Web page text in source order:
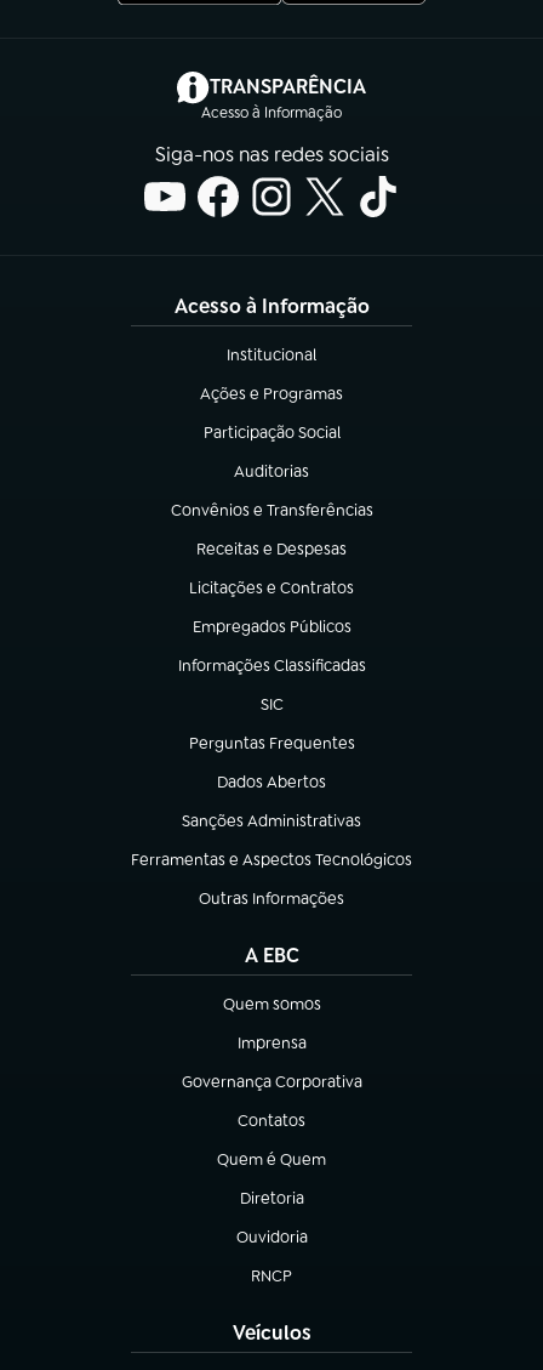
TRANSPARÊNCIA
Acesso à Informação
(abre em nova aba)
Siga-nos nas redes sociais
Acesso à Informação
Institucional
(abre em nova aba)
Ações e Programas
(abre em nova aba)
Participação Social
(abre em nova aba)
Auditorias
(abre em nova aba)
Convênios e Transferências
(abre em nova aba)
Receitas e Despesas
(abre em nova aba)
Licitações e Contratos
(abre em nova aba)
Empregados Públicos
(abre em nova aba)
Informações Classificadas
(abre em nova aba)
SIC
(abre em nova aba)
Perguntas Frequentes
(abre em nova aba)
Dados Abertos
(abre em nova aba)
Sanções Administrativas
(abre em nova aba)
Ferramentas e Aspectos Tecnológicos
(abre em nova aba)
Outras Informações
(abre em nova aba)
A EBC
Quem somos
(abre em nova aba)
Imprensa
(abre em nova aba)
Governança Corporativa
(abre em nova aba)
Contatos
(abre em nova aba)
Quem é Quem
(abre em nova aba)
Diretoria
(abre em nova aba)
Ouvidoria
(abre em nova aba)
RNCP
(abre em nova aba)
Veículos